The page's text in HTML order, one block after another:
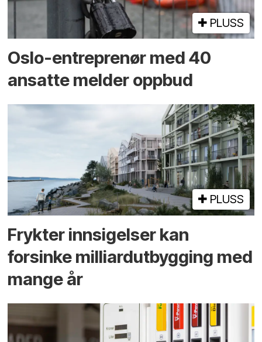
PLUSS
Oslo-entreprenør med 40
ansatte melder oppbud
PLUSS
Frykter innsigelser kan
forsinke milliard­utbygging med
mange år